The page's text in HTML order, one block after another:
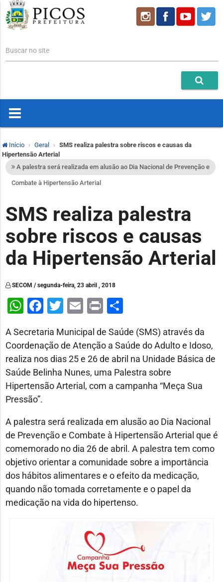
Buscar no site
Início Geral
SMS realiza palestra sobre riscos e causas da
Hipertensão Arterial
A palestra será realizada em alusão ao Dia Nacional de Prevenção e
Combate à Hipertensão Arterial
SMS realiza palestra
sobre riscos e causas
da Hipertensão Arterial
SECOM / segunda-feira, 23 abril , 2018
WhatsApp
Facebook
Twitter
Email
PrintShare
A Secretaria Municipal de Saúde (SMS) através da
Coordenação de Atenção a Saúde do Adulto e Idoso,
realiza nos dias 25 e 26 de abril na Unidade Básica de
Saúde Belinha Nunes, uma Palestra sobre
Hipertensão Arterial, com a campanha “Meça Sua
Pressão”.
A palestra será realizada em alusão ao Dia Nacional
de Prevenção e Combate à Hipertensão Arterial que é
comemorado no dia 26 de abril. A palestra tem como
objetivo orientar a comunidade sobre a importância
dos hábitos alimentares e o efeito da medicação,
quando não tomada corretamente e o papel da
medicação na vida do hipertenso.